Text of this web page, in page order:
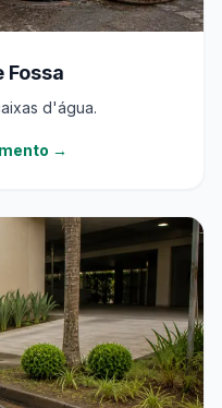
Fossa
d'água.
→